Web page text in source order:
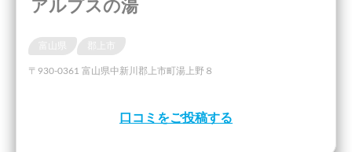
アルプスの湯
〒930-0361 富山県中新川郡上市町湯上野８
口コミをご投稿する